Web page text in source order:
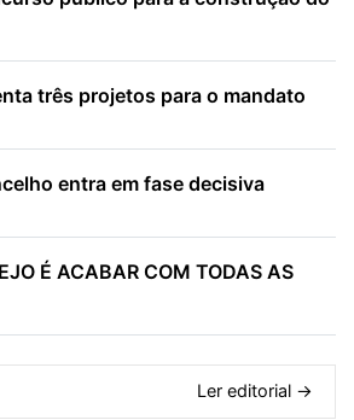
três projetos para o mandato
entra em fase decisiva
É ACABAR COM TODAS AS
Ler editorial →